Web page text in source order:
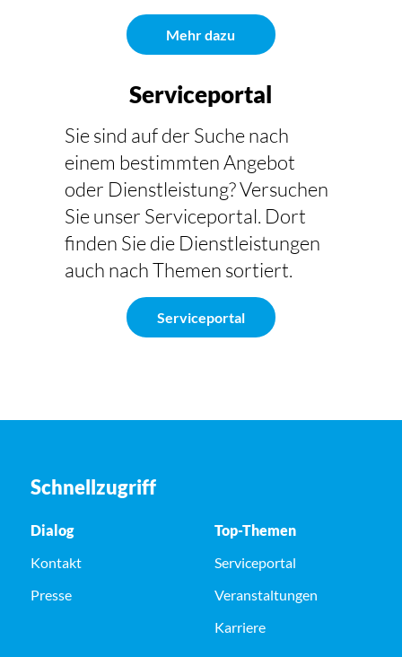
Mehr dazu
Serviceportal
Sie sind auf der Suche nach
einem bestimmten Angebot
oder Dienstleistung? Versuchen
Sie unser Serviceportal. Dort
finden Sie die Dienstleistungen
auch nach Themen sortiert.
Serviceportal
Schnellzugriff
Dialog
Kontakt
Presse
Top-Themen
Serviceportal
Veranstaltungen
Karriere